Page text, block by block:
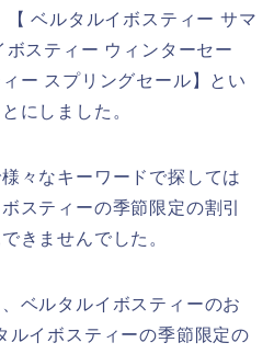
ベルタルイボスティー サマ
スティー ウィンターセー
ー スプリングセール】とい
にしました。
々なキーワードで探しては
スティーの季節限定の割引
きませんでした。
ベルタルイボスティーのお
ルイボスティーの季節限定の